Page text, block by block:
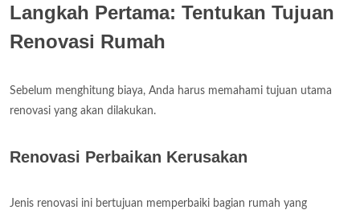
Langkah Pertama: Tentukan Tujuan
Renovasi Rumah
Sebelum menghitung biaya, Anda harus memahami tujuan utama
renovasi yang akan dilakukan.
Renovasi Perbaikan Kerusakan
Jenis renovasi ini bertujuan memperbaiki bagian rumah yang